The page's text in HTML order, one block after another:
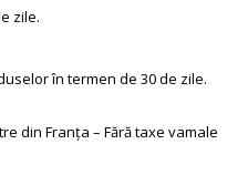
zile.
în termen de 30 de zile.
din Franța – Fără taxe vamale